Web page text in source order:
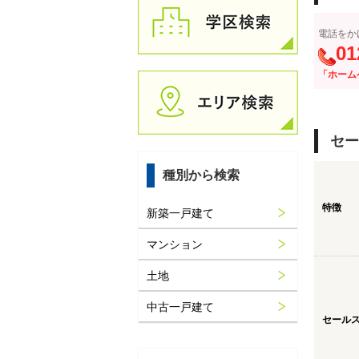
電話を
「ホー
セ
特徴
セール
種別から検索
新築一戸建て
マンション
土地
中古一戸建て